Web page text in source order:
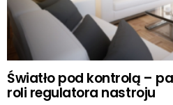
Światło pod kontrolą –
roli regulatora nastroju